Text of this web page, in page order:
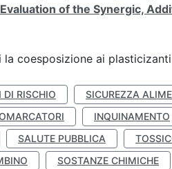
of the Synergic,
coesposizione ai
DI RISCHIO
SICUREZZA
INQUINAMENTO
SALUTE PUBBLICA
SOSTANZE CHIMICHE